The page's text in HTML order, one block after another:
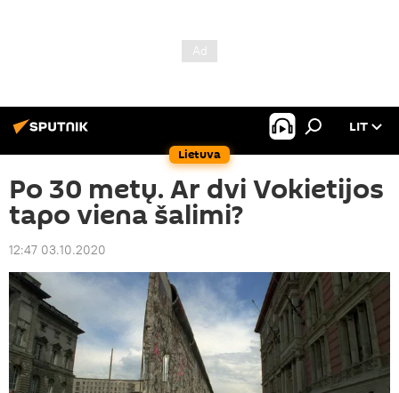
Lietuva
LIT
Po 30 metų. Ar dvi Vokietijos
tapo viena šalimi?
12:47 03.10.2020